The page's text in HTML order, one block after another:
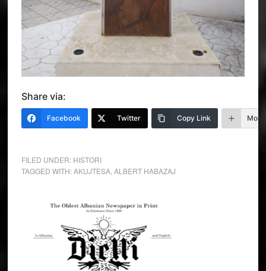
Share via:
Facebook Twitter Copy Link More
FILED UNDER: HISTORI
TAGGED WITH:AKUJTESA, ALBERT HABAZAJ